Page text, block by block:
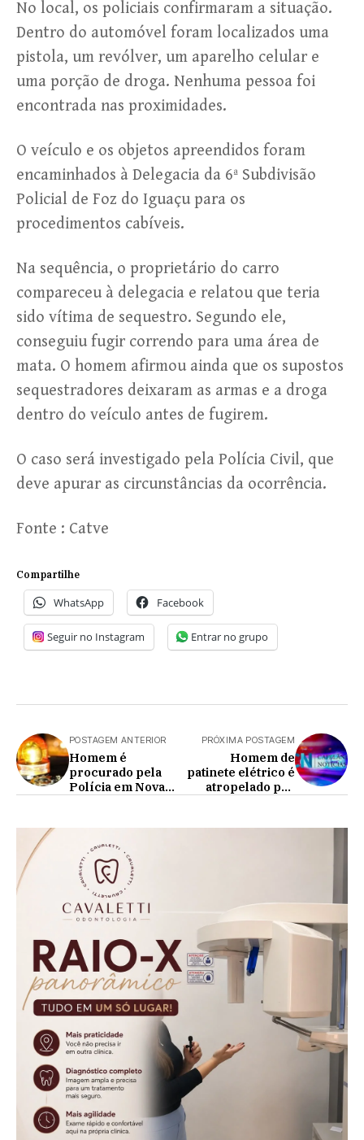
No local, os policiais confirmaram a situação.
Dentro do automóvel foram localizados uma
pistola, um revólver, um aparelho celular e
uma porção de droga. Nenhuma pessoa foi
encontrada nas proximidades.
O veículo e os objetos apreendidos foram
encaminhados à Delegacia da 6ª Subdivisão
Policial de Foz do Iguaçu para os
procedimentos cabíveis.
Na sequência, o proprietário do carro
compareceu à delegacia e relatou que teria
sido vítima de sequestro. Segundo ele,
conseguiu fugir correndo para uma área de
mata. O homem afirmou ainda que os supostos
sequestradores deixaram as armas e a droga
dentro do veículo antes de fugirem.
O caso será investigado pela Polícia Civil, que
deve apurar as circunstâncias da ocorrência.
Fonte : Catve
Compartilhe
WhatsApp Facebook
Seguir no Instagram Entrar no grupo
POSTAGEM ANTERIOR
Homem é
procurado pela
Polícia em Nova
PRÓXIMA POSTAGEM
Homem de
patinete elétrico é
atropelado por